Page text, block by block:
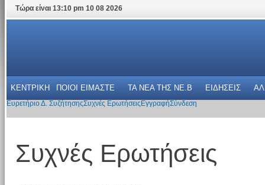
Τώρα είναι 13:10 pm 10 08 2026
ΚΕΝΤΡΙΚΗ ΠΟΙΟΙ ΕΙΜΑΣΤΕ ΤΑ ΝΕΑ THΣ NE.B ΕΙΔΗΣΕΙΣ
Ευρετήριο Δ. ΣυζήτησηςΣυχνές Ερωτήσεις ΕγγραφήΣύνδεση
Συχνές Ερωτήσεις